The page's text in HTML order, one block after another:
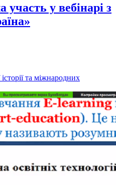
у вебінарі з
та міжнародних